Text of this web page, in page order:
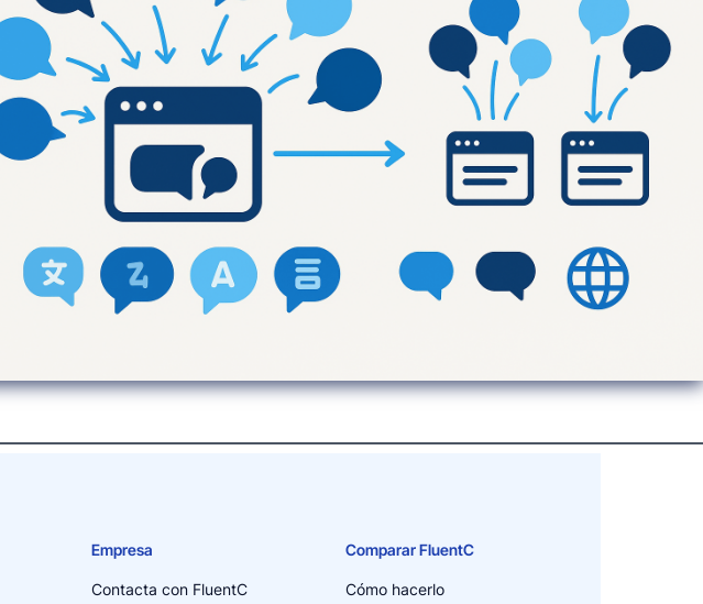
Empresa
Contacta con FluentC
Comparar FluentC
Cómo hacerlo